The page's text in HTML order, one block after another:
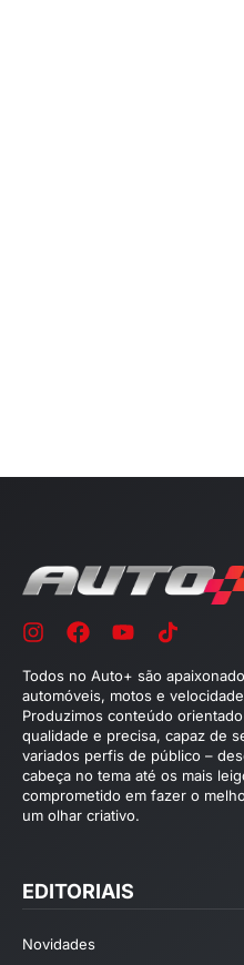
Todos no Auto+ são
automóveis, motos e
Produzimos conteúdo
qualidade e precisa, capaz de
variados perfis de público –
cabeça no tema até os mais
comprometido em fazer o
um olhar criativo.
EDITORIAIS
Novidades